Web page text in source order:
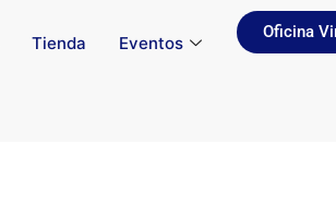
Tienda Eventos
Oficina